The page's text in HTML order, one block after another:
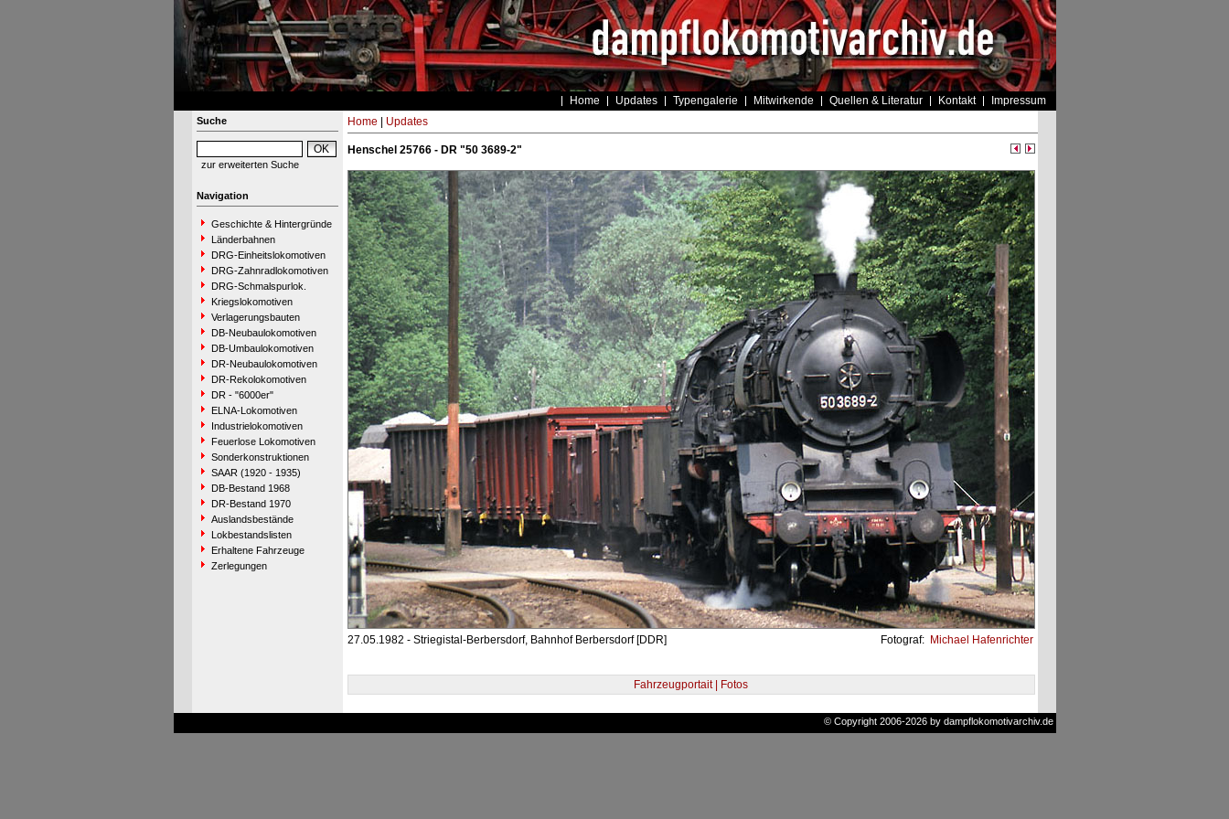
Home Updates Typengalerie Mitwirkende Quellen & Literatur Kontakt Impressum
Suche
zur erweiterten Suche
Navigation
Geschichte & Hintergründe
Länderbahnen
DRG-Einheitslokomotiven
DRG-Zahnradlokomotiven
DRG-Schmalspurlok.
Kriegslokomotiven
Verlagerungsbauten
DB-Neubaulokomotiven
DB-Umbaulokomotiven
DR-Neubaulokomotiven
DR-Rekolokomotiven
DR - "6000er"
ELNA-Lokomotiven
Industrielokomotiven
Feuerlose Lokomotiven
Sonderkonstruktionen
SAAR (1920 - 1935)
DB-Bestand 1968
DR-Bestand 1970
Auslandsbestände
Lokbestandslisten
Erhaltene Fahrzeuge
Zerlegungen
Home Updates
Henschel 25766 - DR "50 3689-2"
27.05.1982 - Striegistal-Berbersdorf, Bahnhof Berbersdorf [DDR] Fotograf: Michael Hafenrichter
Fahrzeugportait | Fotos
© Copyright 2006-2026 by dampflokomotivarchiv.de